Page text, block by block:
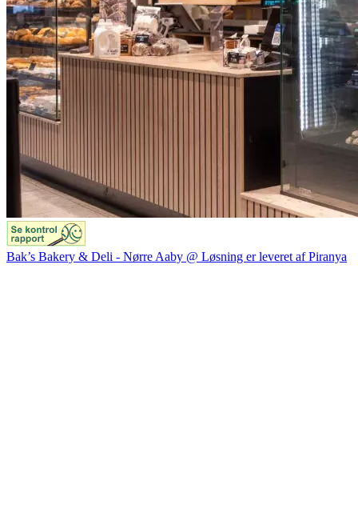
Bak’s Bakery & Deli - Nørre Aaby @ Løsning er leveret af Piranya